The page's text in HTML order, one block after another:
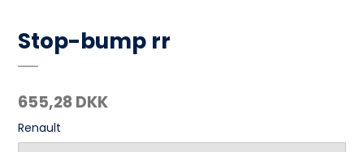
Stop-bump rr
655,28 DKK
Renault